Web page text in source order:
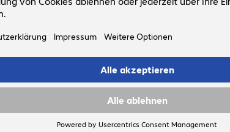
Produkt verfügbar
In den Warenkorb